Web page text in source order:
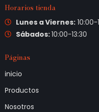
Horarios tienda
Lunes a Viernes:10:00-
Sábados:10:00-13:30
Páginas
inicio
Productos
Nosotros